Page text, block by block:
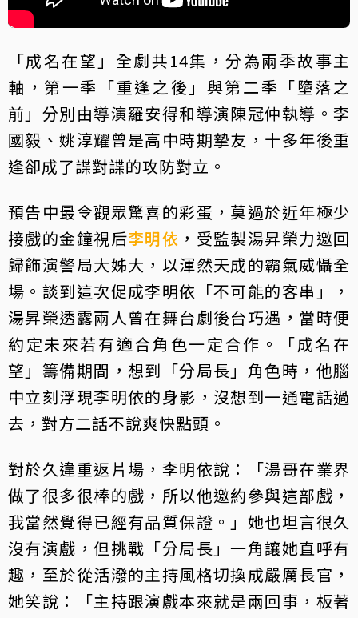
「成名在望」全劇共14集，分為兩季故事主
軸，第一季「重逢之後」與第二季「墮落之
前」分別由導演羅安得和導演陳冠仲執導。李
國毅、姚淳耀曾是高中時期摯友，十多年後重
逢卻成了諜對諜的攻防對立。
預告中最令觀眾驚喜的彩蛋，莫過於近年極少
接戲的金鐘視后李明依 ，受監製湯昇榮力邀回
歸飾演警局大姊大，以渾然天成的霸氣威懾全
場。談到這次促成李明依「不可能的客串」，
湯昇榮透露兩人曾在舞台劇後台巧遇，當時便
約定未來若有適合角色一定合作。「成名在
望」籌備期間，想到「分局長」角色時，他腦
中立刻浮現李明依的身影，沒想到一通電話過
去，對方二話不說爽快點頭。
對於久違重返片場，李明依說：「湯哥在業界
做了很多很棒的戲，所以他邀約參與這部戲，
我當然覺得已經有品質保證。」她也坦言很久
沒有演戲，但挑戰「分局長」一角讓她直呼有
趣，至於從活潑的主持風格切換成嚴厲長官，
她笑說：「主持跟演戲本來就是兩回事，板著